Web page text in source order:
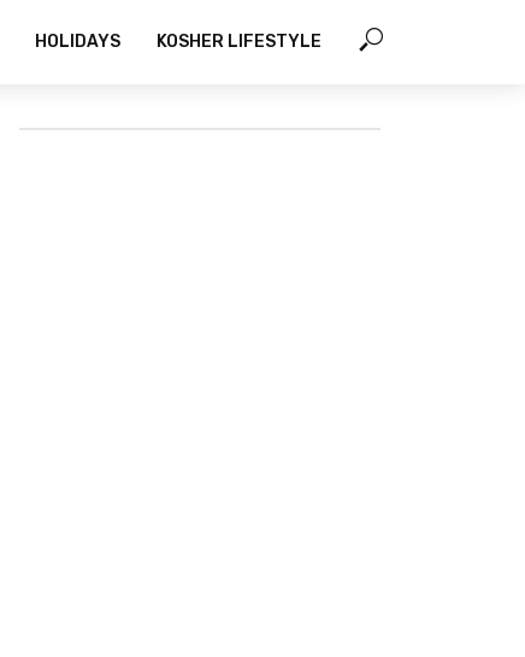
HOLIDAYS KOSHER LIFESTYLE